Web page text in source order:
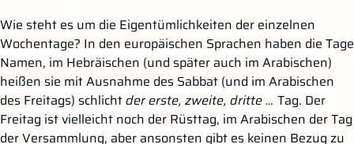
Wie steht es um die Eigentümlichkeiten der einzelnen
Wochentage? In den europäischen Sprachen haben die Tage
Namen, im Hebräischen (und später auch im Arabischen)
heißen sie mit Ausnahme des Sabbat (und im Arabischen
des Freitags) schlichtder erste, zweite, dritte … Tag. Der
Freitag ist vielleicht noch der Rüsttag, im Arabischen der Tag
der Versammlung, aber ansonsten gibt es keinen Bezug zu